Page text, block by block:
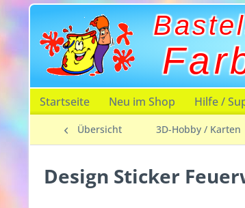
Startseite Neu im Shop Hilfe /
Übersicht 3D-Hobby / Karten
Design Sticker